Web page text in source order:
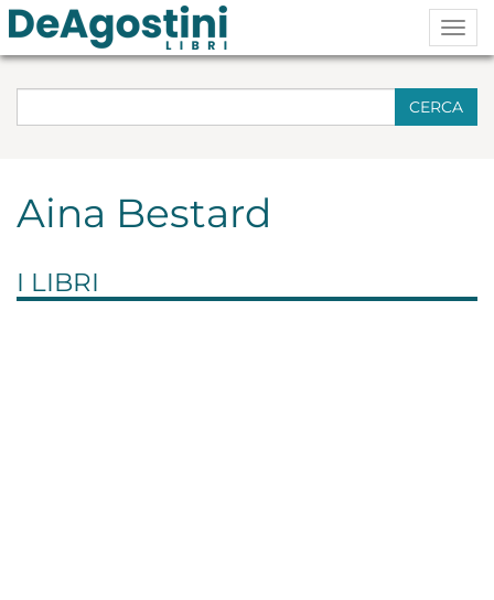
CERCA
Aina Bestard
I LIBRI